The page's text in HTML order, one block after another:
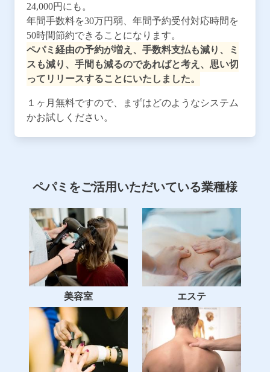
24,000円にも。
年間手数料を30万円弱、年間予約受付対応時間を
50時間節約できることになります。
ペパミ経由の予約が増え、手数料支払も減り、ミ
スも減り、手間も減るのであればと考え、思い切
ってリリースすることにいたしました。
１ヶ月無料ですので、まずはどのようなシステム
かお試しください。
ペパミをご活用いただいている業種様
美容室 エステ